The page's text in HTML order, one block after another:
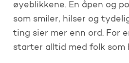
øyeblikkene. En åpen og
som smiler, hilser og
ting sier mer enn ord. For
starter alltid med folk som